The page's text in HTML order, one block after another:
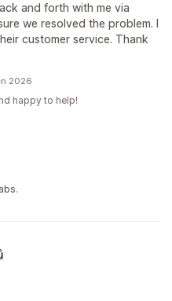
and forth with me via
we resolved the problem. I
customer service. Thank
2026
happy to help!